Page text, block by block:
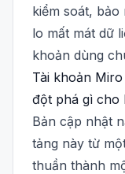
kiểm soát,
lo mất mát dữ
khoản dùng
Tài khoản
đột phá gì cho
Bản cập nhật
tảng này từ
thuần thành